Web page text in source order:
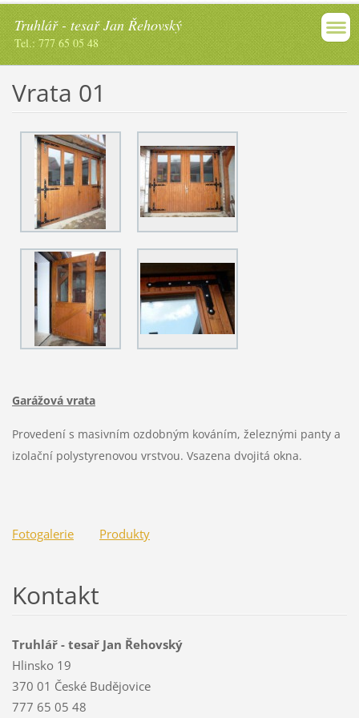
Truhlář - tesař Jan Řehovský
Tel.: 777 65 05 48
Vrata 01
Garážová vrata
Provedení s masivním ozdobným kováním, železnými panty a
izolační polystyrenovou vrstvou. Vsazena dvojitá okna.
Fotogalerie Produkty
Kontakt
Truhlář - tesař Jan Řehovský
Hlinsko 19
370 01 České Budějovice
777 65 05 48